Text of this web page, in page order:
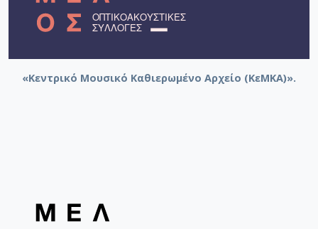
«Κεντρικό Μουσικό Καθιερωμένο Αρχείο (ΚεΜΚΑ)».